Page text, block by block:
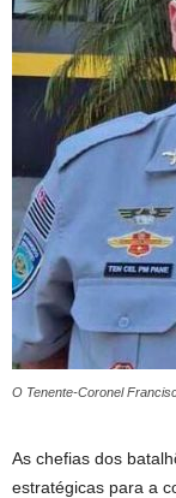
O Tenente-Coronel
As chefias dos
estratégicas para a